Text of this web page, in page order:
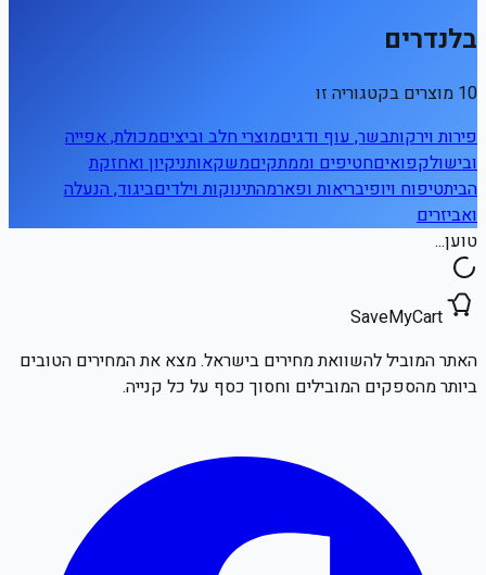
בלנדרים
10 מוצרים בקטגוריה זו
פירות וירקותבשר, עוף ודגיםמוצרי חלב וביציםמכולת, אפייה
ובישולקפואיםחטיפים וממתקיםמשקאותניקיון ואחזקת
הביתטיפוח ויופיבריאות ופארמהתינוקות וילדיםביגוד, הנעלה
ואביזרים
טוען...
SaveMyCart
האתר המוביל להשוואת מחירים בישראל. מצא את המחירים הטובים
ביותר מהספקים המובילים וחסוך כסף על כל קנייה.